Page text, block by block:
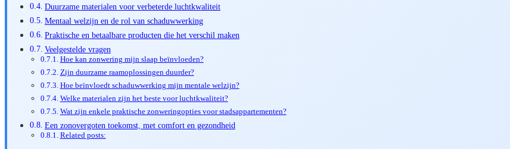
Duurzame materialen voor verbeterde luchtkwaliteit
Mentaal welzijn en de rol van schaduwwerking
Praktische en betaalbare producten die het verschil maken
Veelgestelde vragen
Hoe kan zonwering mijn slaap beïnvloeden?
Zijn duurzame raamoplossingen duurder?
Hoe beïnvloedt schaduwwerking mijn mentale welzijn?
Welke materialen zijn het beste voor luchtkwaliteit?
Wat zijn enkele praktische zonweringopties voor stadsappartementen?
Een zonovergoten toekomst, met comfort en gezondheid
Related posts: